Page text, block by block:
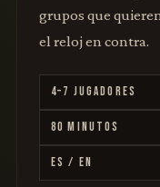
grupos que
el reloj en contra.
4–7 JUGADORES
80 MINUTOS
ES / EN